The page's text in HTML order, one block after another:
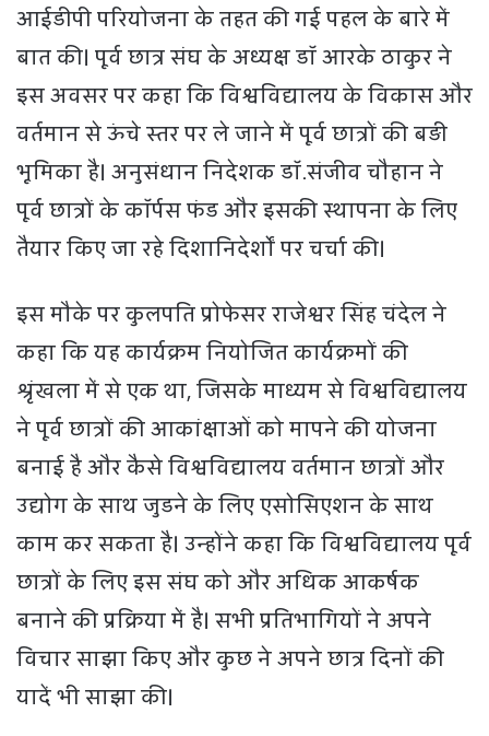
आईडीपी परियोजना के तहत की गई पहल के बारे में
बात की। पूर्व छात्र संघ के अध्यक्ष डॉ आरके ठाकुर ने
इस अवसर पर कहा कि विश्वविद्यालय के विकास और
वर्तमान से ऊंचे स्तर पर ले जाने में पूर्व छात्रों की बड़ी
भूमिका है। अनुसंधान निदेशक डॉ.संजीव चौहान ने
पूर्व छात्रों के कॉर्पस फंड और इसकी स्थापना के लिए
तैयार किए जा रहे दिशानिदेर्शों पर चर्चा की।
इस मौके पर कुलपति प्रोफेसर राजेश्वर सिंह चंदेल ने
कहा कि यह कार्यक्रम नियोजित कार्यक्रमों की
श्रृंखला में से एक था, जिसके माध्यम से विश्वविद्यालय
ने पूर्व छात्रों की आकांक्षाओं को मापने की योजना
बनाई है और कैसे विश्वविद्यालय वर्तमान छात्रों और
उद्योग के साथ जुडने के लिए एसोसिएशन के साथ
काम कर सकता है। उन्होंने कहा कि विश्वविद्यालय पूर्व
छात्रों के लिए इस संघ को और अधिक आकर्षक
बनाने की प्रक्रिया में है। सभी प्रतिभागियों ने अपने
विचार साझा किए और कुछ ने अपने छात्र दिनों की
यादें भी साझा की।